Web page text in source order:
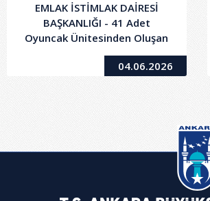
EMLAK İSTİMLAK DAİRESİ
BAŞKANLIĞI - 41 Adet
Oyuncak Ünitesinden Oluşan
Lunapark Alanı'nın,2886
Sayılı Kanunun 36. Maddesi
04.06.2026